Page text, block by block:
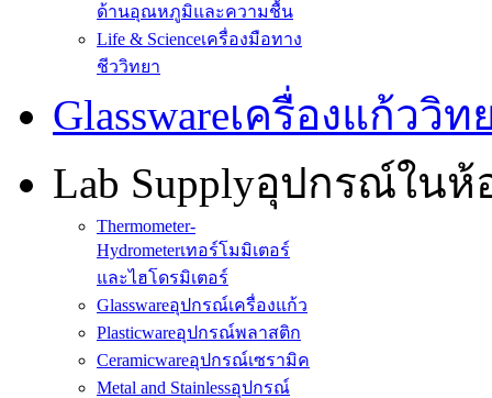
ด้านอุณหภูมิและความชื้น
Life & Scienceเครื่องมือทาง
ชีววิทยา
Glasswareเครื่องแก้ววิท
Lab Supplyอุปกรณ์ในห้
Thermometer-
Hydrometerเทอร์โมมิเตอร์
และไฮโดรมิเตอร์
Glasswareอุปกรณ์เครื่องแก้ว
Plasticwareอุปกรณ์พลาสติก
Ceramicwareอุปกรณ์เซรามิค
Metal and Stainlessอุปกรณ์